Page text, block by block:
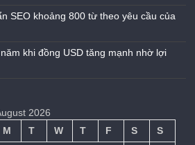
SEO khoảng 800 từ theo yêu cầu của
khi đồng USD tăng mạnh nhờ lợi
2026
M
T W T F S
S